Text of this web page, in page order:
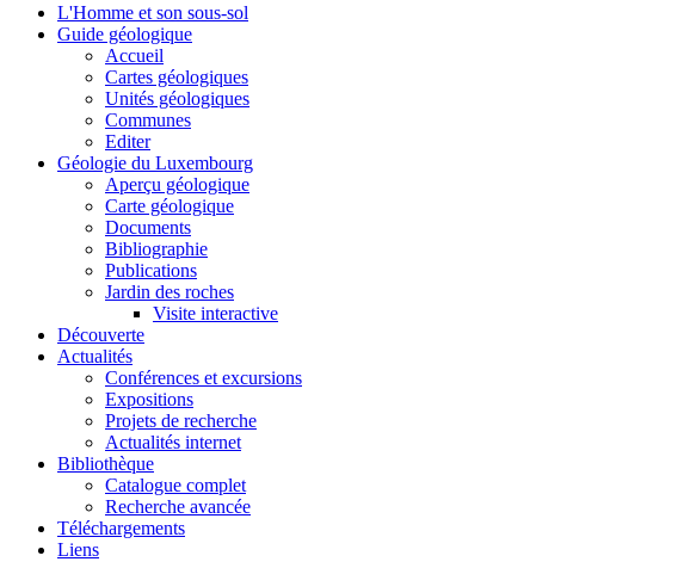
L'Homme et son sous-sol
Guide géologique
Accueil
Cartes géologiques
Unités géologiques
Communes
Editer
Géologie du Luxembourg
Aperçu géologique
Carte géologique
Documents
Bibliographie
Publications
Jardin des roches
Visite interactive
Découverte
Actualités
Conférences et excursions
Expositions
Projets de recherche
Actualités internet
Bibliothèque
Catalogue complet
Recherche avancée
Téléchargements
Liens